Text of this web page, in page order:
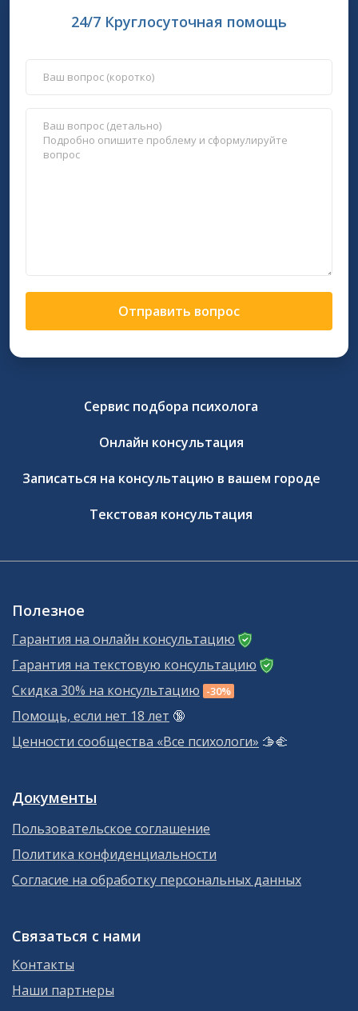
24/7 Круглосуточная помощь
Отправить вопрос
Сервис подбора психолога
Онлайн консультация
Записаться на консультацию в вашем городе
Текстовая консультация
Полезное
Гарантия на онлайн консультацию
Гарантия на текстовую консультацию
Скидка 30% на консультацию -30%
Помощь, если нет 18 лет 🔞
Ценности сообщества «Все психологи» 🫱‍🫲
Документы
Пользовательское соглашение
Политика конфиденциальности
Согласие на обработку персональных данных
Связаться с нами
Контакты
Наши партнеры